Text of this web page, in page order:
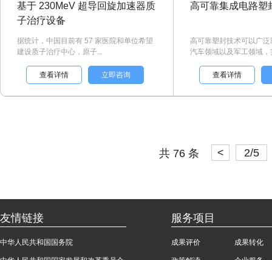
基于 230MeV 超导回旋加速器质
子治疗设备
据统计，中国目前有 57 家医院和单位希望
建设质子治疗中心，原子...
查看详情 立即咨询
高可靠集成电路塑
高可靠塑封技术可以广
汽车领域以及军工领域，
查看详情
共 76 条 < 2/5
友情链接
中华人民共和国国务院
服务项目
成果评价 成果转化